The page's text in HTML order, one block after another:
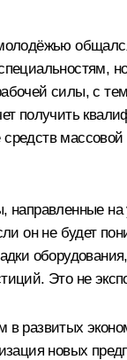
силы, с
получить
направленные
он не будет
Это не
в развитых
новых